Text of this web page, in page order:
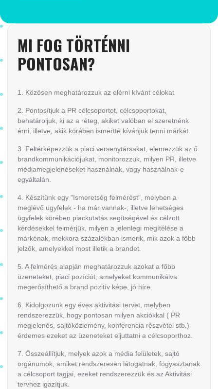
MI FOG TÖRTÉNNI
PONTOSAN?
1. Közösen meghatározzuk az elérni kívánt célokat
2. Pontosítjuk a PR célcsoportot, célcsoportokat,
behatároljuk, ki az a réteg, akiket valóban el szeretnénk
érni, illetve, akik körében ismertté kívánjuk tenni márkát.
3. Feltérképezzük a piaci versenytársakat, elemezzük az ő
brandkommunikációjukat, monitorozzuk, milyen PR, illetve
médiamegjelenéseket használnak, vagy használnak-e
egyáltalán.
4. Készítünk egy "Ismeretség felmérést", melyben a
meglévő ügyfelek - ha már vannak-, illetve lehetséges
ügyfelek körében piackutatás segítségével és célzott
kérdésekkel felmérjük, milyen a jelenlegi megítélése a
márkénak, mekkora százalékban ismerik, mik azok a főbb
jelzők, amelyekkel most illetik a brandet.
5. A felmérés alapján meghatározzuk azokat a főbb
üzeneteket, piaci pozíciót, amelyeket kommunikálva
megerősíthető a brand pozitív képe, jó híre.
6. Kidolgozunk egy éves aktivitási tervet, melyben
rendszerezzük, hogy pontosan milyen akciókkal ( PR
megjelenés, sajtóközlemény, konferencia részvétel stb.)
érdemes ezeket az üzeneteket eljuttatni a célcsoporthoz.
7. Összeállítjuk, melyek azok a média felületek, sajtó
orgánumok, amiket rendszeresen látogatnak, fogyasztanak
a célcsoport tagjai, ezeket rendszerezzük és az Aktivitási
tervhez igazítjuk.